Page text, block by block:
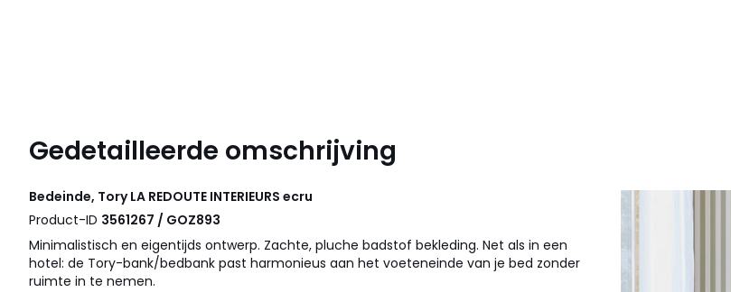
Gedetailleerde omschrijving
Bedeinde, ToryLA REDOUTE INTERIEURS ecru
Product-ID 3561267 / GOZ893
Minimalistisch en eigentijds ontwerp. Zachte, pluche badstof bekleding. Net als in een
hotel: de Tory-bank/bedbank past harmonieus aan het voeteneinde van je bed zonder
ruimte in te nemen.